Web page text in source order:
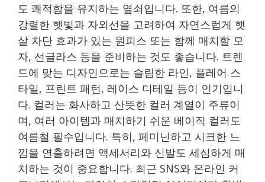
도 쾌적함을 유지하는 열쇠입니다. 또한, 여름의
강렬한 햇빛과 자외선을 고려하여 자연스럽게 햇
살 차단 효과가 있는 원피스 또는 함께 매치할 모
자, 선글라스 등을 준비하는 것도 좋습니다. 트렌
드에 맞는 디자인으로는 슬림한 라인, 플레어 스
타일, 프린트 패턴, 레이스 디테일 등이 인기입니
다. 컬러는 화사하고 산뜻한 컬러 계열이 주류이
며, 여러 아이템과 매치하기 쉬운 베이직 컬러도
여름철 필수입니다. 특히, 페미닌하고 시크한 느
낌을 연출하려면 액세서리와 신발도 세심하게 매
치하는 것이 중요합니다. 최근 SNS와 온라인 커